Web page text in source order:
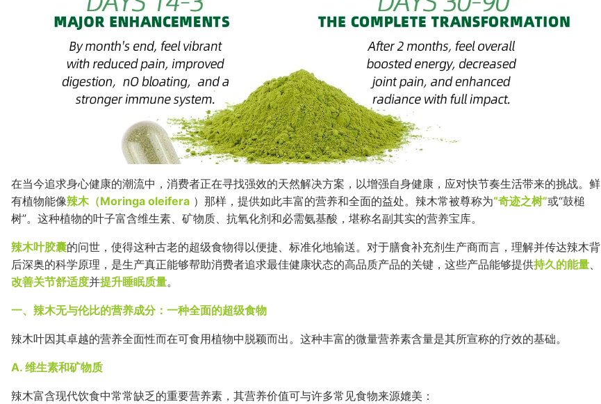
在当今追求身心健康的潮流中，消费者正在寻找强效的天然解决方案，以增强自身健康，应对快节奏生活带来的挑战。鲜
有植物能像辣木（Moringa oleifera ）那样，提供如此丰富的营养和全面的益处。辣木常被尊称为“奇迹之树”或“鼓槌
树”。这种植物的叶子富含维生素、矿物质、抗氧化剂和必需氨基酸，堪称名副其实的营养宝库。
辣木叶胶囊的问世，使得这种古老的超级食物得以便捷、标准化地输送。对于膳食补充剂生产商而言，理解并传达辣木背
后深奥的科学原理，是生产真正能够帮助消费者追求最佳健康状态的高品质产品的关键，这些产品能够提供持久的能量、
改善关节舒适度并提升睡眠质量。
一、辣木无与伦比的营养成分：一种全面的超级食物
辣木叶因其卓越的营养全面性而在可食用植物中脱颖而出。这种丰富的微量营养素含量是其所宣称的疗效的基础。
A. 维生素和矿物质
辣木富含现代饮食中常常缺乏的重要营养素，其营养价值可与许多常见食物来源媲美：